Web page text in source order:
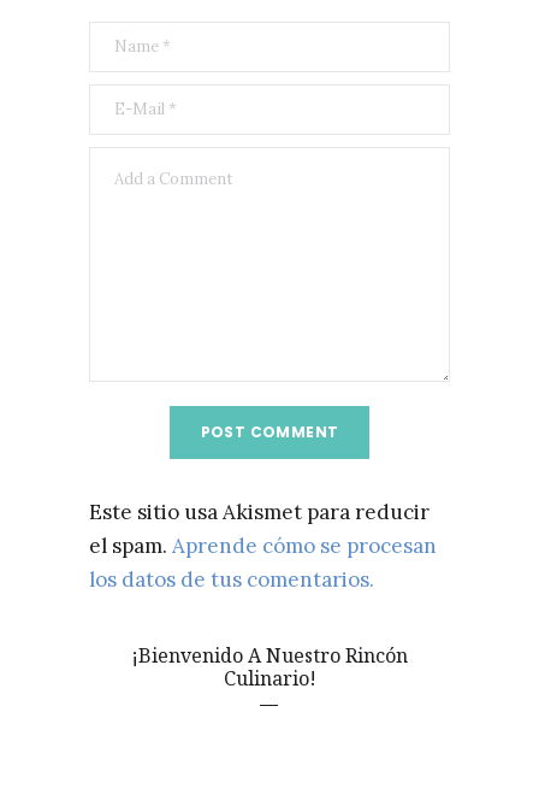
Este sitio usa Akismet para reducir
el spam. Aprende cómo se procesan
los datos de tus comentarios.
¡Bienvenido A Nuestro Rincón
Culinario!